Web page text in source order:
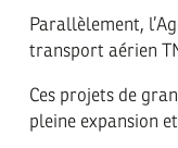
Parallèlement,
transport aérien
Ces projets de
pleine expansion